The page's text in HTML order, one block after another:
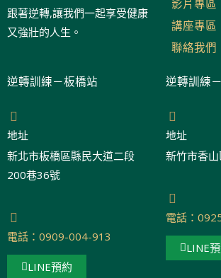
跟著逆轉,讓我們一起享受健康
又強壯的人生。
影片專區
講座專區
聯絡我們
逆轉訓練－板橋站
地址
新北市板橋區縣民大道二段
200巷36號
電話：0909-004-913
LINE預約
逆轉訓練
地址
新竹市香
電話：
LINE